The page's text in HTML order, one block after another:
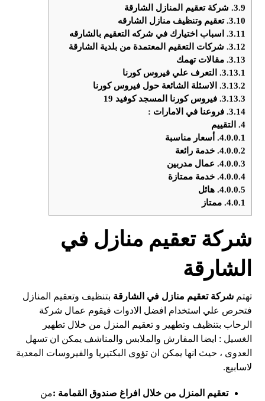
3.9. شركة تعقيم المنازل الشارقة
3.10. تعقيم وتنظيف منازل الشارقه
3.11.
اسباب اختيارك في شركه التعقيم بالشارقه
3.12. شركات التعقيم المعتمدة من بلدية الشارقة
3.13. مقالات تهمك
3.13.1.
التعرف علي فيروس كورنا
3.13.2.
الاسئلة الشائعة حول فيروس كورنا
3.13.3. فيروس كورنا المسجد كوفيد 19
3.14. فروعنا في الامارات :
4.
التقييم
4.0.0.1. أسعار مناسبة
4.0.0.2. خدمة رائعة
4.0.0.3. عمال مدربين
4.0.0.4. خدمة ممتازة
4.0.0.5. هائل
4.0.1. ممتاز
شركة تعقيم منازل في
الشارقة
تهتمشركة تعقيم منازل في الشارقة بتنظيف وتعقيم المنازل
فتحرص علي استخدام افضل الادوات فيقوم عمال شركة
الرحاب بتنظيف وتطهير و تعقيم المنزل من خلال تطهير
الغسيل : ايضا المفارش والملابس والمناشف يمكن ان تسهل
العدوى ، حيث انها يمكن ان تؤوى البكتيريا والفيروسات المعدية
لاسابيع.
تعقيم المنزل من خلال افراغ صندوق القمامة :من